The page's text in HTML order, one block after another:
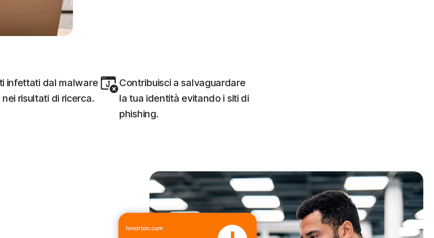
infettati dal malware
risultati di ricerca.
Contribuisci a salvaguardare
la tua identità evitando i siti di
phishing.